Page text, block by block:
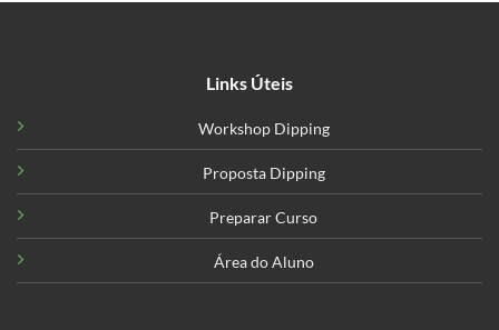
be
Links Úteis
Workshop Dipping
Proposta Dipping
Preparar Curso
Área do Aluno